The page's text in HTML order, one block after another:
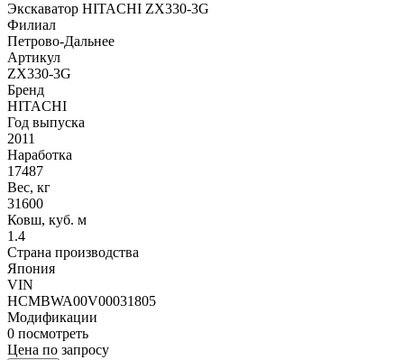
Экскаватор HITACHI ZX330-3G
Филиал
Петрово-Дальнее
Артикул
ZX330-3G
Бренд
HITACHI
Год выпуска
2011
Наработка
17487
Вес, кг
31600
Ковш, куб. м
1.4
Страна производства
Япония
VIN
HCMBWA00V00031805
Модификации
0 посмотреть
Цена по запросу